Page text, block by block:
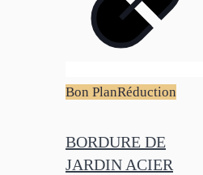
Bon PlanRéduction
BORDURE DE
JARDIN ACIER